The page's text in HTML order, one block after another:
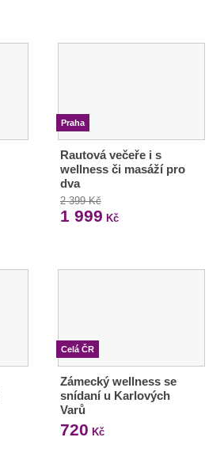
Praha
Rautová večeře i s
wellness či masáží pro
dva
2 399 Kč
1 999 Kč
Celá ČR
Zámecký wellness se
snídaní u Karlových
Varů
720 Kč